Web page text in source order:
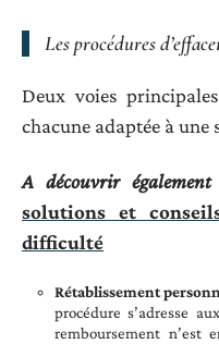
Les procédures
Deux voies
chacune adaptée à
A découvrir
solutions et
difficulté
Rétablissement
procédure s’adresse
remboursement n’est